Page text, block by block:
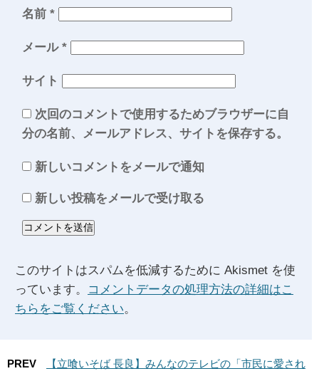
名前 *
メール *
サイト
次回のコメントで使用するためブラウザーに自
分の名前、メールアドレス、サイトを保存する。
新しいコメントをメールで通知
新しい投稿をメールで受け取る
このサイトはスパムを低減するために Akismet を使
っています。
コメントデータの処理方法の詳細はこ
ちらをご覧ください。
PREV
【立喰いそば 長良】みんなのテレビの「市民に愛され